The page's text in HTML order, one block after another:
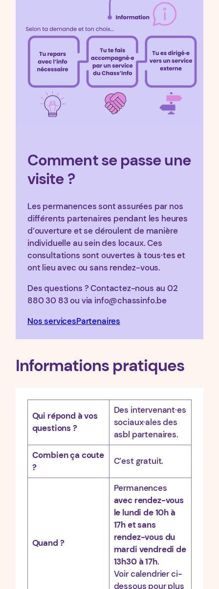
Comment se passe une
visite ?
Les permanences sont assurées par nos
différents partenaires pendant les heures
d’ouverture et se déroulent de manière
individuelle au sein des locaux. Ces
consultations sont ouvertes à tous·tes et
ont lieu avec ou sans rendez-vous.
Des questions ? Contactez-nous au 02
880 30 83 ou via info@chassinfo.be
Nos servicesPartenaires
Informations pratiques
Qui répond à vos
questions ?
Des intervenant·es
sociaux·ales des
asbl partenaires.
Combien ça coute
?
C’est gratuit.
Quand ?
Permanences
avec rendez-vous
le lundi de 10h à
17h et sans
rendez-vous du
mardi vendredi de
13h30 à 17h.
Voir calendrier ci-
dessous pour plus